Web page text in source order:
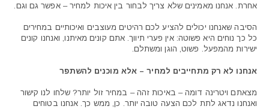
אחרת. אנחנו מאמינים שלא צריך לבחור בין איכות למחיר – אפשר גם וגם.
הסיבה שאנחנו יכולים להציע לכם רהיטים מעוצבים ואיכותיים במחירים
כל כך נוחים היא פשוטה: אין פערי תיווך. אתם קונים מאיתנו, ואנחנו קונים
ישירות מהמפעל. פשוט, הוגן ומשתלם.
אנחנו לא רק מתחייבים למחיר – אלא מוכנים להשתפר
מצאתם ויטרינה דומה – באיכות זהה – במחיר זול יותר? שלחו לנו קישור
ואנחנו נדאג לתת לכם הצעה טובה יותר. כן, ממש כך. אנחנו בטוחים